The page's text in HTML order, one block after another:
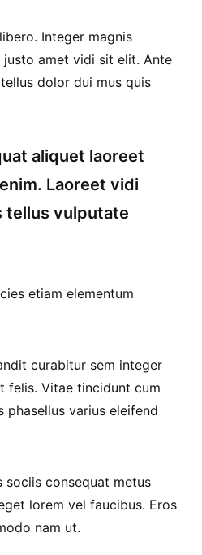
Integer magnis
amet vidi sit elit. Ante
dolor dui mus quis
aliquet laoreet
Laoreet vidi
tellus vulputate
etiam elementum
curabitur sem integer
felis. Vitae tincidunt cum
phasellus varius eleifend
consequat metus
lorem vel faucibus. Eros
nam ut.